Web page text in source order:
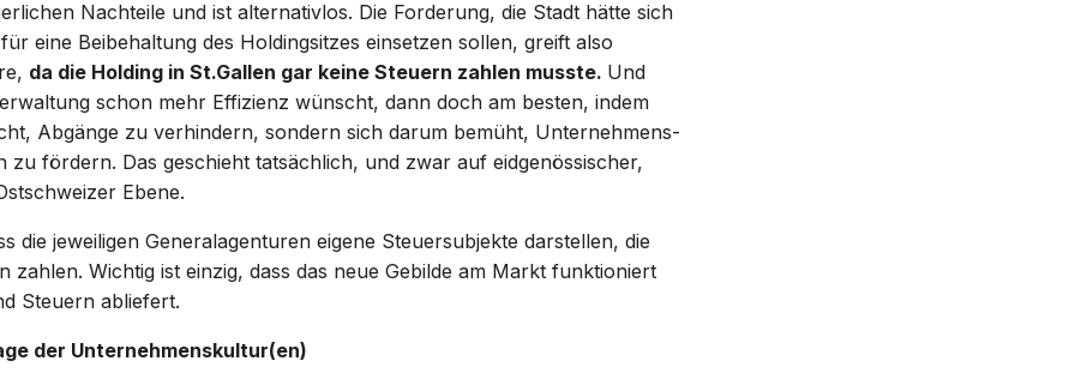
Nachteile und ist alternativlos. Die Forderung, die Stadt hätte sich
eine Beibehaltung des Holdingsitzes einsetzen sollen, greift also
da die Holding in St.Gallen gar keine Steuern zahlen musste. Und
schon mehr Effizienz wünscht, dann doch am besten, indem
Abgänge zu verhindern, sondern sich darum bemüht, Unternehmens-
zu fördern. Das geschieht tatsächlich, und zwar auf eidgenössischer,
Ebene.
die jeweiligen Generalagenturen eigene Steuersubjekte darstellen, die
zahlen. Wichtig ist einzig, dass das neue Gebilde am Markt funktioniert
Steuern abliefert.
der Unternehmenskultur(en)